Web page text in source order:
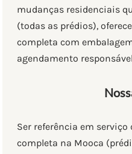
mudanças residenciais
(todas as prédios),
completa com
agendamento
Ser referência em
completa na Mooca